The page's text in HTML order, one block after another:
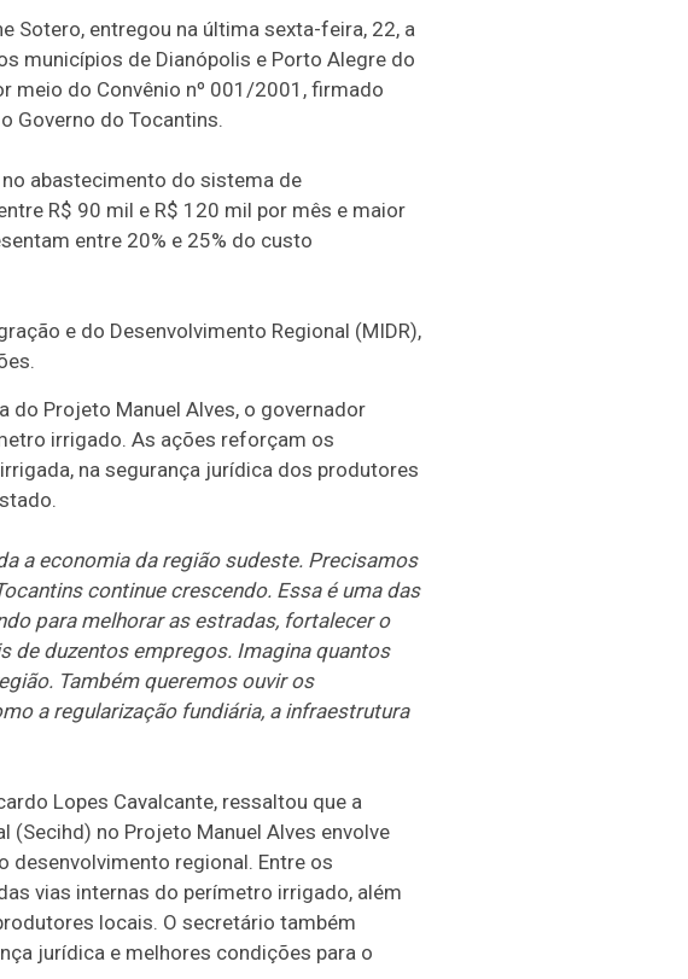
Sotero, entregou na última sexta-feira, 22, a
municípios de Dianópolis e Porto Alegre do
meio do Convênio nº 001/2001, firmado
Governo do Tocantins.
abastecimento do sistema de
R$ 90 mil e R$ 120 mil por mês e maior
entre 20% e 25% do custo
e do Desenvolvimento Regional (MIDR),
do Projeto Manuel Alves, o governador
irrigado. As ações reforçam os
na segurança jurídica dos produtores
a economia da região sudeste. Precisamos
continue crescendo. Essa é uma das
para melhorar as estradas, fortalecer o
de duzentos empregos. Imagina quantos
Também queremos ouvir os
a regularização fundiária, a infraestrutura
Lopes Cavalcante, ressaltou que a
(Secihd) no Projeto Manuel Alves envolve
regional. Entre os
vias internas do perímetro irrigado, além
locais. O secretário também
jurídica e melhores condições para o